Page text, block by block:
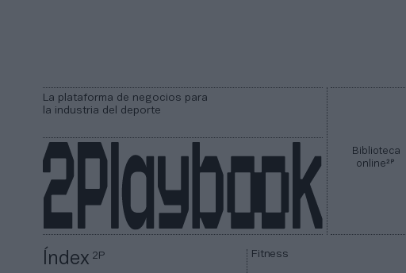
La plataforma de negocios para
la industria del deporte
Biblioteca
online2P
Índex2P Fitness